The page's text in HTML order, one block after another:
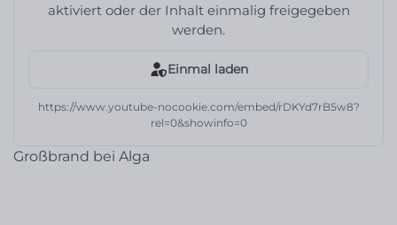
aktiviert oder der Inhalt einmalig freigegeben
werden.
Einmal laden
https://www.youtube-nocookie.com/embed/rDKYd7rB5w8?
rel=0&showinfo=0
Großbrand bei Alga